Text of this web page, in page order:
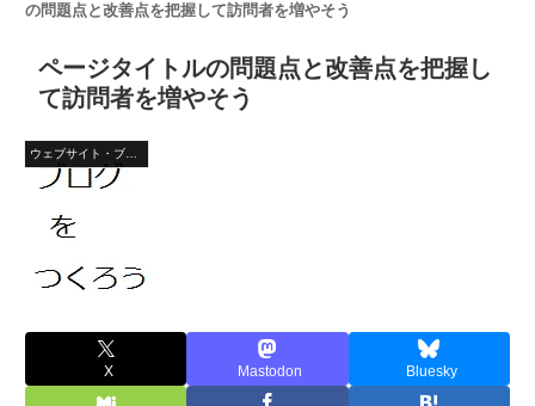
の問題点と改善点を把握して訪問者を増やそう
ページタイトルの問題点と改善点を把握し
て訪問者を増やそう
ウェブサイト・ブログ作成
X Mastodon Bluesky